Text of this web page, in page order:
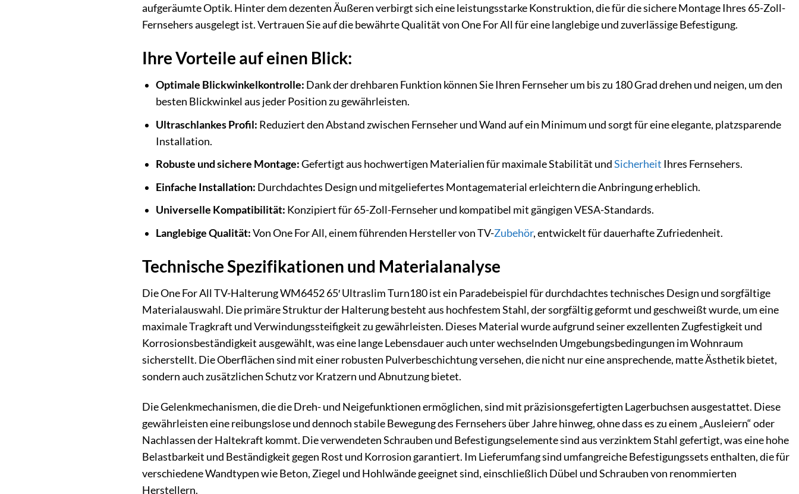
aufgeräumte Optik. Hinter dem dezenten Äußeren verbirgt sich eine leistungsstarke Konstruktion, die für die sichere Montage Ihres 65-Zoll-
Fernsehers ausgelegt ist. Vertrauen Sie auf die bewährte Qualität von One For All für eine langlebige und zuverlässige Befestigung.
Ihre Vorteile auf einen Blick:
Optimale Blickwinkelkontrolle: Dank der drehbaren Funktion können Sie Ihren Fernseher um bis zu 180 Grad drehen und neigen, um den
besten Blickwinkel aus jeder Position zu gewährleisten.
Ultraschlankes Profil: Reduziert den Abstand zwischen Fernseher und Wand auf ein Minimum und sorgt für eine elegante, platzsparende
Installation.
Robuste und sichere Montage:Gefertigt aus hochwertigen Materialien für maximale Stabilität undSicherheit Ihres Fernsehers.
Einfache Installation: Durchdachtes Design und mitgeliefertes Montagematerial erleichtern die Anbringung erheblich.
Universelle Kompatibilität: Konzipiert für 65-Zoll-Fernseher und kompatibel mit gängigen VESA-Standards.
Langlebige Qualität:Von One For All, einem führenden Hersteller von TV-Zubehör, entwickelt für dauerhafte Zufriedenheit.
Technische Spezifikationen und Materialanalyse
Die One For All TV-Halterung WM6452 65′ Ultraslim Turn180 ist ein Paradebeispiel für durchdachtes technisches Design und sorgfältige
Materialauswahl. Die primäre Struktur der Halterung besteht aus hochfestem Stahl, der sorgfältig geformt und geschweißt wurde, um eine
maximale Tragkraft und Verwindungssteifigkeit zu gewährleisten. Dieses Material wurde aufgrund seiner exzellenten Zugfestigkeit und
Korrosionsbeständigkeit ausgewählt, was eine lange Lebensdauer auch unter wechselnden Umgebungsbedingungen im Wohnraum
sicherstellt. Die Oberflächen sind mit einer robusten Pulverbeschichtung versehen, die nicht nur eine ansprechende, matte Ästhetik bietet,
sondern auch zusätzlichen Schutz vor Kratzern und Abnutzung bietet.
Die Gelenkmechanismen, die die Dreh- und Neigefunktionen ermöglichen, sind mit präzisionsgefertigten Lagerbuchsen ausgestattet. Diese
gewährleisten eine reibungslose und dennoch stabile Bewegung des Fernsehers über Jahre hinweg, ohne dass es zu einem „Ausleiern“ oder
Nachlassen der Haltekraft kommt. Die verwendeten Schrauben und Befestigungselemente sind aus verzinktem Stahl gefertigt, was eine hohe
Belastbarkeit und Beständigkeit gegen Rost und Korrosion garantiert. Im Lieferumfang sind umfangreiche Befestigungssets enthalten, die für
verschiedene Wandtypen wie Beton, Ziegel und Hohlwände geeignet sind, einschließlich Dübel und Schrauben von renommierten
Herstellern.